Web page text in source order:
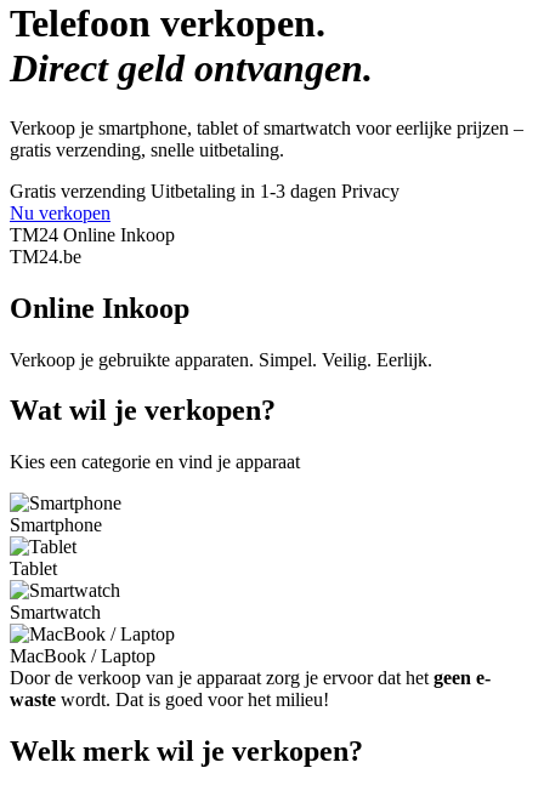
Telefoon verkopen.
Direct geld ontvangen.
Verkoop je smartphone, tablet of smartwatch voor eerlijke prijzen –
gratis verzending, snelle uitbetaling.
Gratis verzending Uitbetaling in 1-3 dagen Privacy
Nu verkopen
TM24 Online Inkoop
TM24.be
Online Inkoop
Verkoop je gebruikte apparaten. Simpel. Veilig. Eerlijk.
Wat wil je verkopen?
Kies een categorie en vind je apparaat
Smartphone
Tablet
Smartwatch
MacBook / Laptop
Door de verkoop van je apparaat zorg je ervoor dat het geen e-
waste wordt. Dat is goed voor het milieu!
Welk merk wil je verkopen?